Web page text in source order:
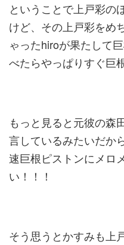
ということで上戸彩の
けど、その上戸彩をめ
ゃったhiroが果たして
べたらやっぱりすぐ巨
もっと見ると元彼の森
言しているみたいだか
速巨根ピストンにメロ
い！！！
そう思うとかすみも上